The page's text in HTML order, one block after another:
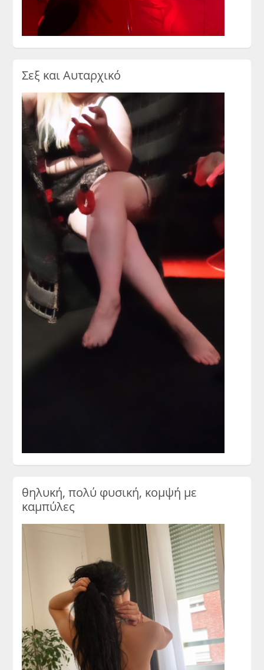
Σεξ και Αυταρχικό
θηλυκή, πολύ φυσική, κομψή με
καμπύλες